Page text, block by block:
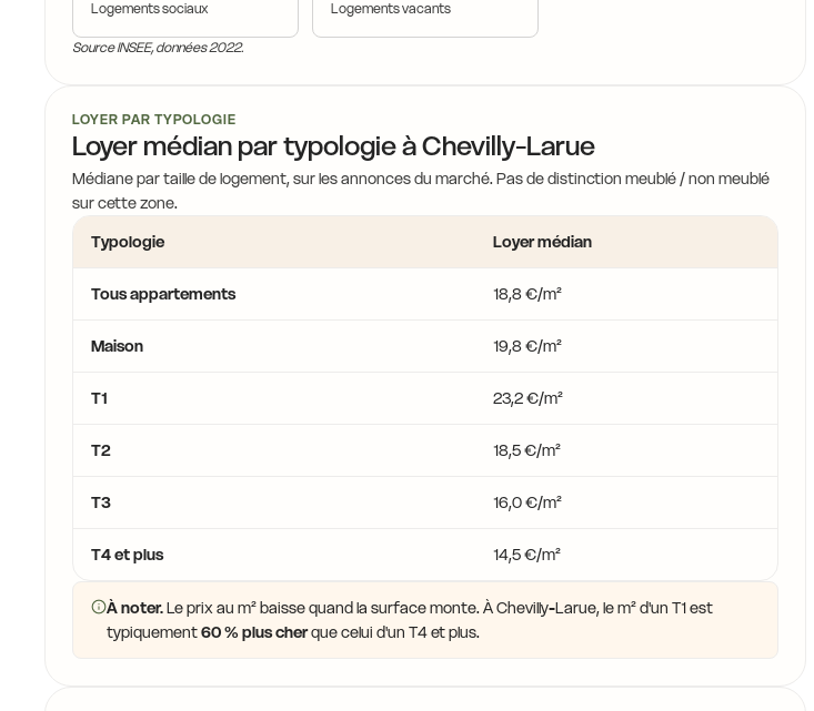
Logements sociaux Logements vacants
Source INSEE, données 2022.
LOYER PAR TYPOLOGIE
Loyer médian par typologie à Chevilly-Larue
Médiane par taille de logement, sur les annonces du marché. Pas de distinction meublé / non meublé
sur cette zone.
Typologie
Loyer médian
Tous appartements 18,8 €/m²
Maison 19,8 €/m²
T1 23,2 €/m²
T2 18,5 €/m²
T3 16,0 €/m²
T4 et plus 14,5 €/m²
À noter.Le prix au m² baisse quand la surface monte. À Chevilly-Larue, le m² d'un T1 est
typiquement60 % plus cherque celui d'un T4 et plus.